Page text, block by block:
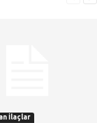
İlaçlar